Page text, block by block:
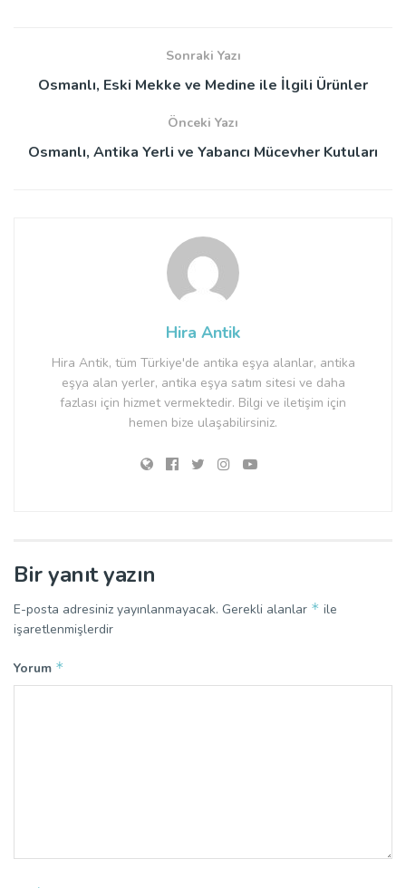
Sonraki Yazı
Osmanlı, Eski Mekke ve Medine ile İlgili Ürünler
Önceki Yazı
Osmanlı, Antika Yerli ve Yabancı Mücevher Kutuları
Hira Antik
Hira Antik, tüm Türkiye'de antika eşya alanlar, antika
eşya alan yerler, antika eşya satım sitesi ve daha
fazlası için hizmet vermektedir. Bilgi ve iletişim için
hemen bize ulaşabilirsiniz.
Bir yanıt yazın
E-posta adresiniz yayınlanmayacak. Gerekli alanlar * ile
işaretlenmişlerdir
Yorum *